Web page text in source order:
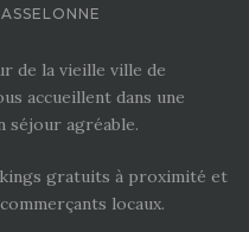
de la vieille ville de
accueillent dans une
séjour agréable.
gratuits à proximité et
locaux.